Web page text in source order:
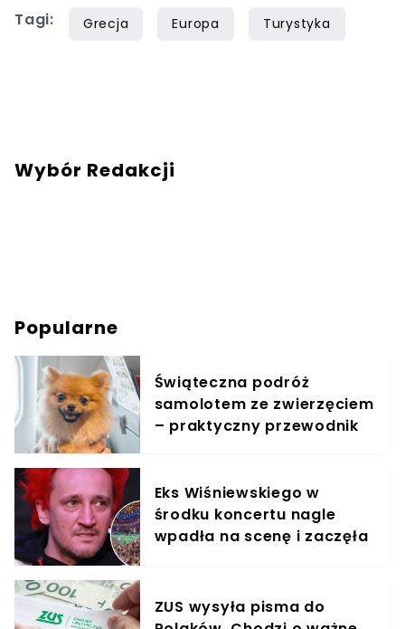
Tagi: Grecja Europa Turystyka
Wybór Redakcji
Popularne
Świąteczna podróż
samolotem ze zwierzęciem
– praktyczny przewodnik
Eks Wiśniewskiego w
środku koncertu nagle
wpadła na scenę i zaczęła
ZUS wysyła pisma do